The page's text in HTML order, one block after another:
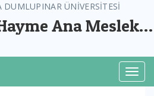
DUMLUPINAR ÜNİVERSİTESİ
Ana Meslek